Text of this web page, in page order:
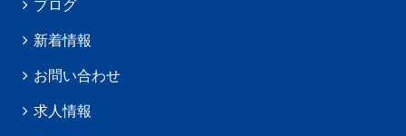
ブログ
新着情報
お問い合わせ
求人情報